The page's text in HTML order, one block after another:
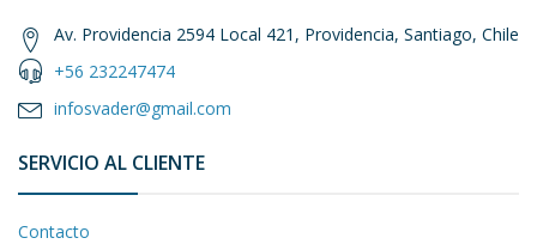
Av. Providencia 2594 Local 421, Providencia, Santiago, Chile
+56 232247474
infosvader@gmail.com
SERVICIO AL CLIENTE
Contacto